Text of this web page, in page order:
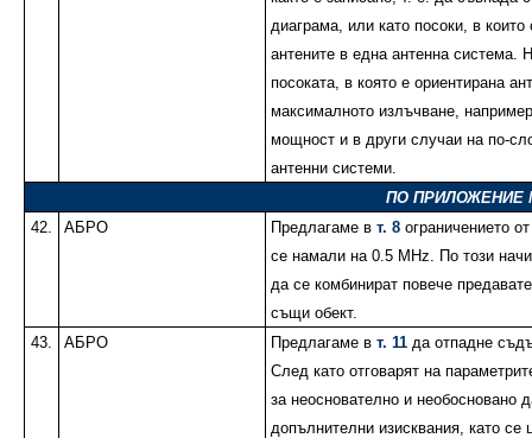
диаграма, или като посоки, в които
антените в една антенна система.
посоката, в която е ориентирана
максималното излъчване,
мощност и в други случаи на по-
антенни системи.
ПО ПРИЛОЖЕНИЕ
42.
АБРО Предлагаме вт. 8 ограничението
се намали на 0.5 MHz. По този
да се комбинират повече
същи обект.
43.
АБРО Предлагаме в т. 11 да отпадне
След като отговарят на
за неоснователно и необосновано
допълнителни изисквания, като се